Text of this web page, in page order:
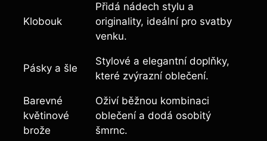
Klobouk
Přidá nádech stylu a
originality, ideální pro svatby
venku.
Pásky a šle
Stylové a elegantní doplňky,
které zvýrazní oblečení.
Barevné
květinové
brože
Oživí běžnou kombinaci
oblečení a dodá osobitý
šmrnc.